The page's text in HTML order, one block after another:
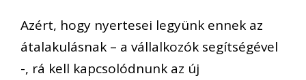
Azért, hogy nyertesei legyünk ennek az
átalakulásnak – a vállalkozók segítségével
-, rá kell kapcsolódnunk az új